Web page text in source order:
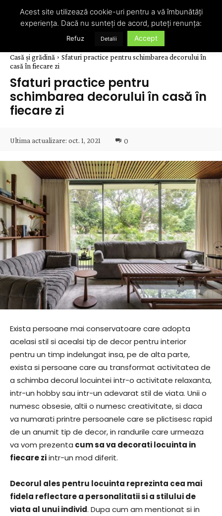
Casă și grădină
Sfaturi practice pentru schimbarea decorului în
casă în fiecare zi
Sfaturi practice pentru
schimbarea decorului în casă în
fiecare zi
Ultima actualizare: oct. 1, 2021 0
Exista persoane mai conservatoare care adopta
acelasi stil si acealsi tip de decor pentru interior
pentru un timp indelungat insa, pe de alta parte,
exista si persoane care au transformat activitatea de
a schimba decorul locuintei intr-o activitate relaxanta,
intr-un hobby sau intr-un adevarat stil de viata. Unii o
numesc obsesie, altii o numesc creativitate, si daca
va numarati printre persoanele care se plictisesc rapid
de un anumit tip de decor, in randurile care urmeaza
va vom prezenta cum sa va decorati locuinta in
fiecare ziintr-un mod diferit.
Decorul ales pentru locuinta reprezinta cea mai
fidela reflectare a personalitatii si a stilului de
viata al unui individ. Dupa cum am mentionat si in
Acest site utilizează cookie-uri pentru a vă îmbunătăți
experiența. Dacă nu sunteți de acord, puteți renunța:
Refuz Detalii Accept